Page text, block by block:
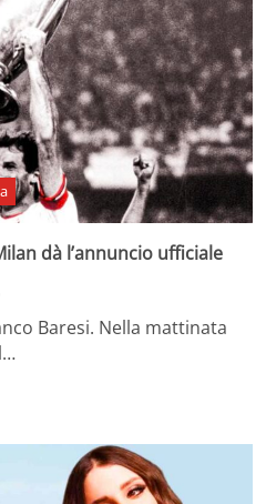
dà l’annuncio ufficiale
Baresi. Nella mattinata